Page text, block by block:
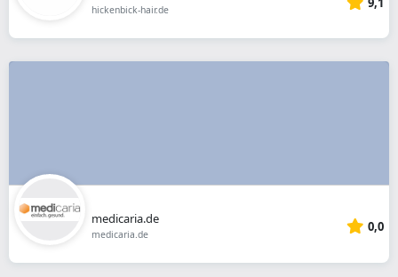
hickenbick-hair.de
medicaria.de
medicaria.de 0,0